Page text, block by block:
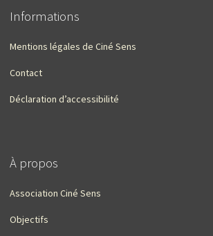
Informations
Mentions légales de Ciné Sens
Contact
Déclaration d’accessibilité
À propos
Association Ciné Sens
Objectifs